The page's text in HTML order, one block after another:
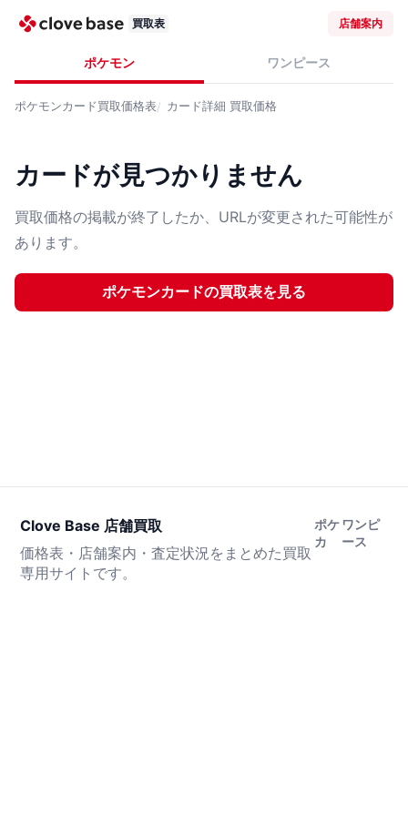
買取表 店舗案内
ポケモン ワンピース
ポケモンカード買取価格表 カード詳細 買取価格
カードが見つかりません
買取価格の掲載が終了したか、URLが変更された可能性が
あります。
ポケモンカードの買取表を見る
Clove Base 店舗買取
価格表・店舗案内・査定状況をまとめた買取
専用サイトです。
ポケ
カ
ワンピ
ース